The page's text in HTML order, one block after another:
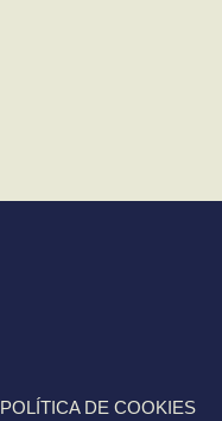
POLÍTICA DE COOKIES